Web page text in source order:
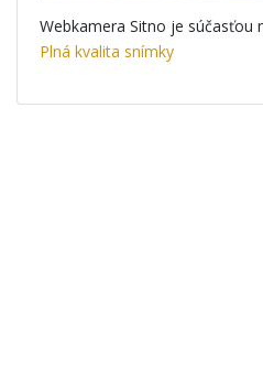
Webkamera Sitno je súčasťou
Plná kvalita snímky